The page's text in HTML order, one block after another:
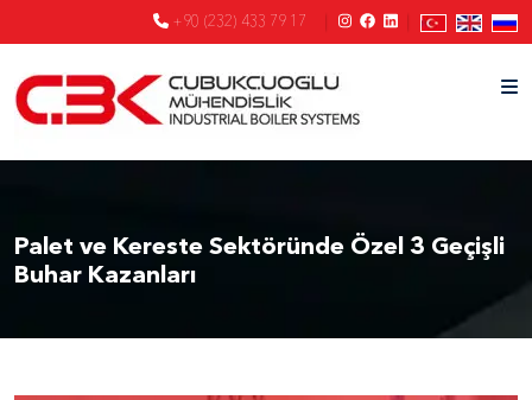
+90 (232) 433 79 17
Palet ve Kereste Sektöründe Özel 3 Geçişli
Buhar Kazanları